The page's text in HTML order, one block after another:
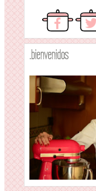
.bienvenidos